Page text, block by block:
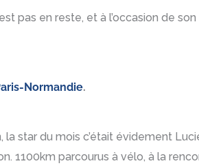
pas en reste, et à l’occasion de
Normandie.
la star du mois c’était évidement
1100km parcourus à vélo, à la